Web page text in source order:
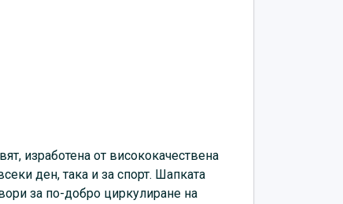
изработена от висококачествена
ден, така и за спорт. Шапката
за по-добро циркулиране на